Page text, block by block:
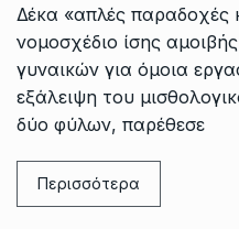
Δέκα «απλές παραδοχές
νομοσχέδιο ίσης
γυναικών για όμοια
εξάλειψη του
δύο φύλων, παρέθεσε
Περισσότερα